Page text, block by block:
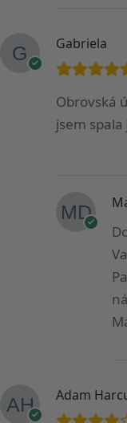
Gabriela
Obrovská
jsem
Adam